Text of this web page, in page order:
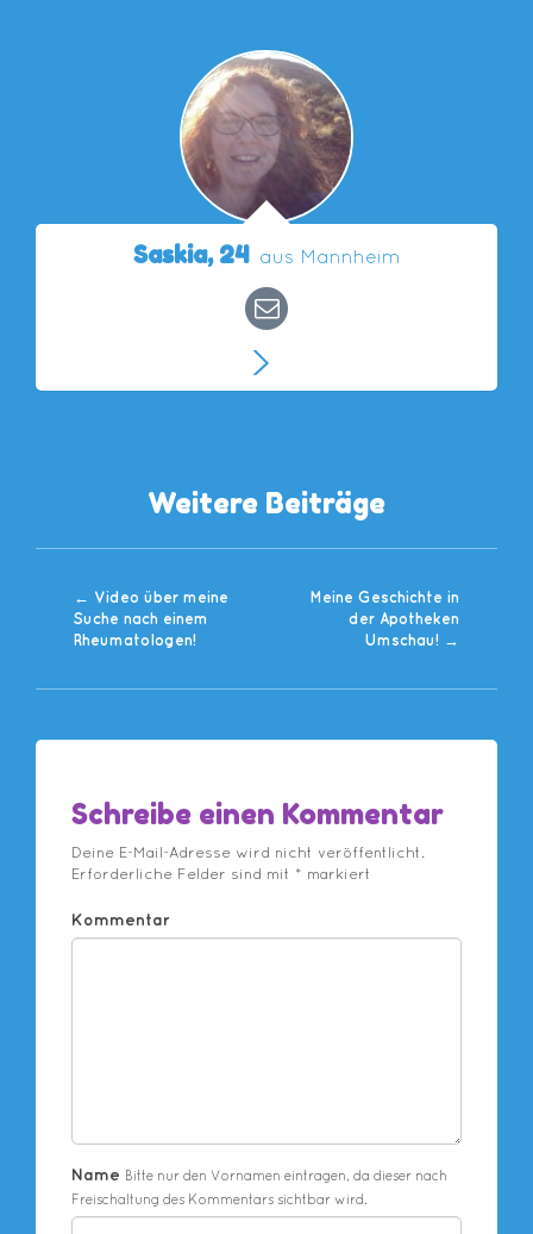
Saskia, 24 aus Mannheim
Weitere Beiträge
← Video über meine
Suche nach einem
Rheumatologen!
Meine Geschichte in
der Apotheken
Umschau! →
Schreibe einen Kommentar
Deine E-Mail-Adresse wird nicht veröffentlicht.
Erforderliche Felder sind mit * markiert
Kommentar
Name Bitte nur den Vornamen eintragen, da dieser nach
Freischaltung des Kommentars sichtbar wird.